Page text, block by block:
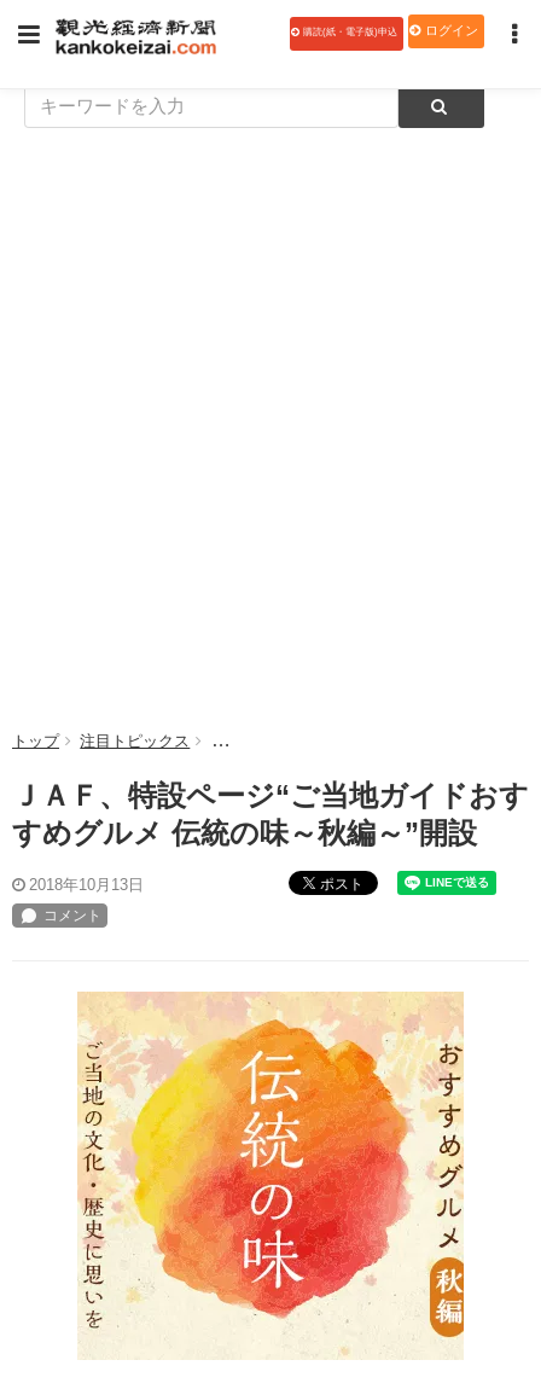
購読(紙・電子版)申込 ログイン
トップ 注目トピックス ＪＡＦ、特設ページ“ご当地ガイドおすすめグ
ＪＡＦ、特設ページ“ご当地ガイドおす
すめグルメ 伝統の味～秋編～”開設
2018年10月13日 ポスト